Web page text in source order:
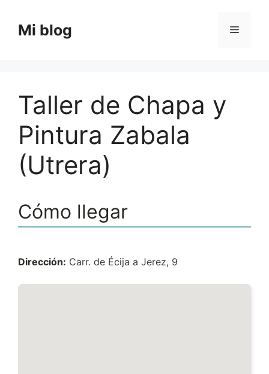
contenido
Mi blog Menú
Taller de Chapa y
Pintura Zabala
(Utrera)
Cómo llegar
Dirección: Carr. de Écija a Jerez, 9